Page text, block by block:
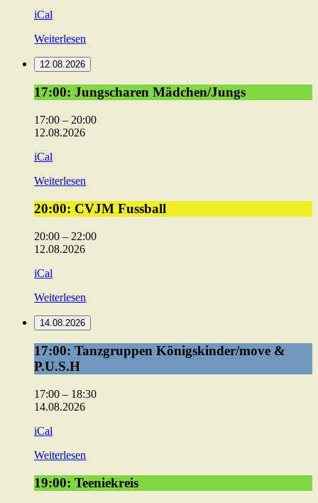
iCal
Weiterlesen
12.08.2026
17:00:
Jungscharen
Mädchen/Jungs
17:00: Jungscharen Mädchen/Jungs
17:00 – 20:00
12.08.2026
iCal
Weiterlesen
20:00:
CVJM
Fussball
20:00: CVJM Fussball
20:00 – 22:00
12.08.2026
iCal
Weiterlesen
14.08.2026
17:00:
Tanzgruppen
Königskinder/move
P.U.S.H
17:00: Tanzgruppen Königskinder/move &
P.U.S.H
17:00 – 18:30
14.08.2026
iCal
Weiterlesen
19:00:
Teeniekreis
19:00: Teeniekreis